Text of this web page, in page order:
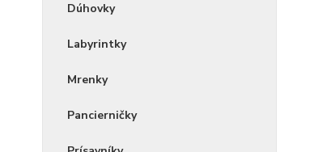
Dúhovky
Labyrintky
Mrenky
Pancierničky